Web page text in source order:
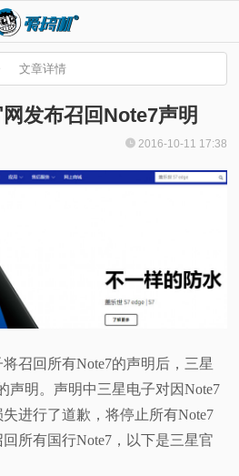
文章详情
发布召回Note7声明
2016-10-11 17:38
召回所有Note7的声明后，三星
声明。声明中三星电子对因Note7
进行了道歉，将停止所有Note7
所有国行Note7，以下是三星官